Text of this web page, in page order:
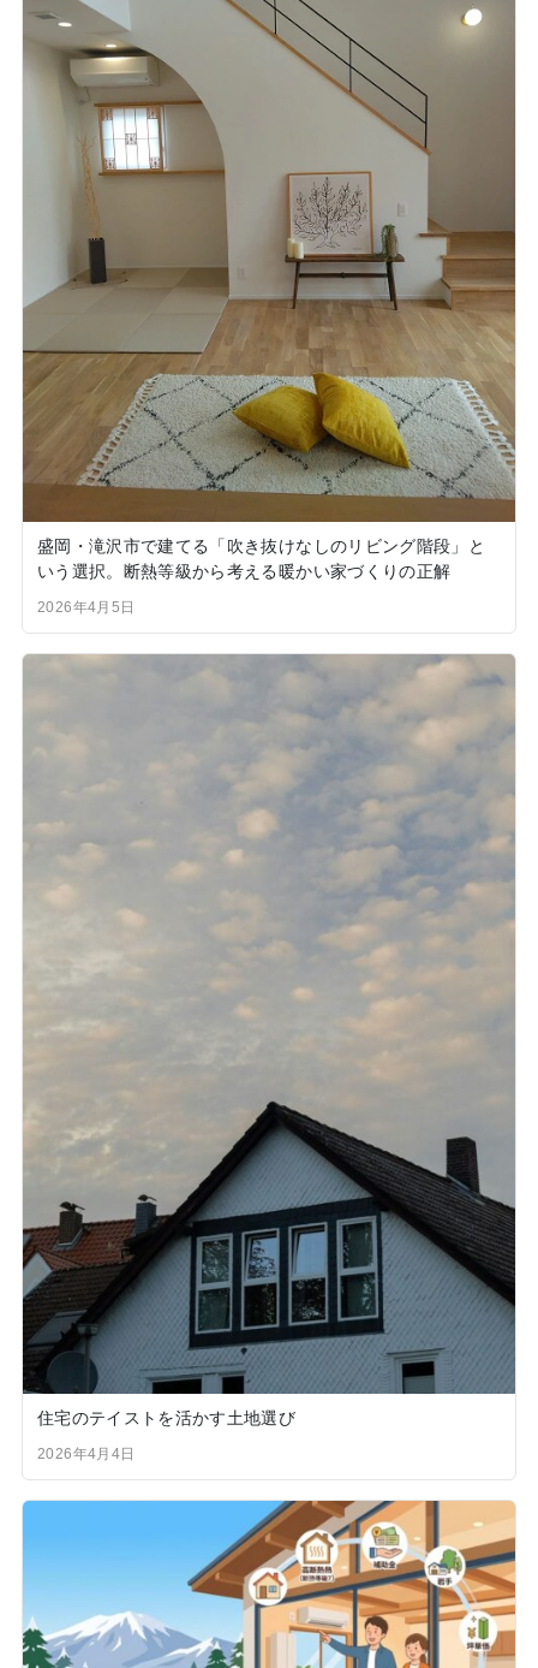
盛岡・滝沢市で建てる「吹き抜けなしのリビング階段」と
いう選択。断熱等級から考える暖かい家づくりの正解
2026年4月5日
住宅のテイストを活かす土地選び
2026年4月4日